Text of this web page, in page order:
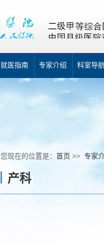
就医指南 专家介绍 科室导
您现在的位置是： 首页 >> 专家
产科